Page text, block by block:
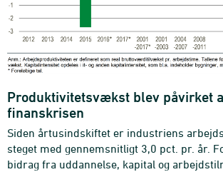
Produktivitetsvækst blev påvirket
finanskrisen
Siden årtusindskiftet er industriens
steget med gennemsnitligt 3,0 pct. pr. år.
bidrag fra uddannelse, kapital og